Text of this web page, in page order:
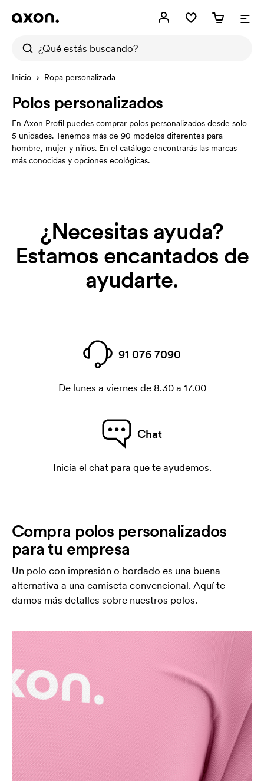
Inicio Ropa personalizada
Polos personalizados
En Axon Profil puedes comprar polos personalizados desde solo
5 unidades. Tenemos más de 90 modelos diferentes para
hombre, mujer y niños. En el catálogo encontrarás las marcas
más conocidas y opciones ecológicas.
¿Necesitas ayuda?
Estamos encantados de
ayudarte.
91 076 7090
De lunes a viernes de 8.30 a 17.00
Chat
Inicia el chat para que te ayudemos.
Compra polos personalizados
para tu empresa
Un polo con impresión o bordado es una buena
alternativa a una camiseta convencional. Aquí te
damos más detalles sobre nuestros polos.